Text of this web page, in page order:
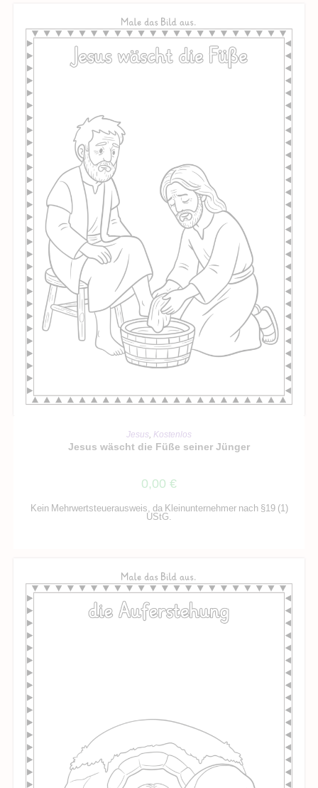
IN DEN WARENKORB
Jesus, Kostenlos
Jesus wäscht die Füße seiner Jünger
0,00 €
Kein Mehrwertsteuerausweis, da Kleinunternehmer nach §19 (1)
UStG.